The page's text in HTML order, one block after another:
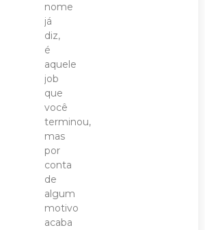
nome
já
diz,
é
aquele
job
que
você
terminou,
mas
por
conta
de
algum
motivo
acaba